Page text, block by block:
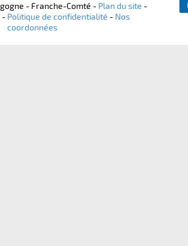
- Franche-Comté - Plan du site -
- Politique de confidentialité - Nos
coordonnées